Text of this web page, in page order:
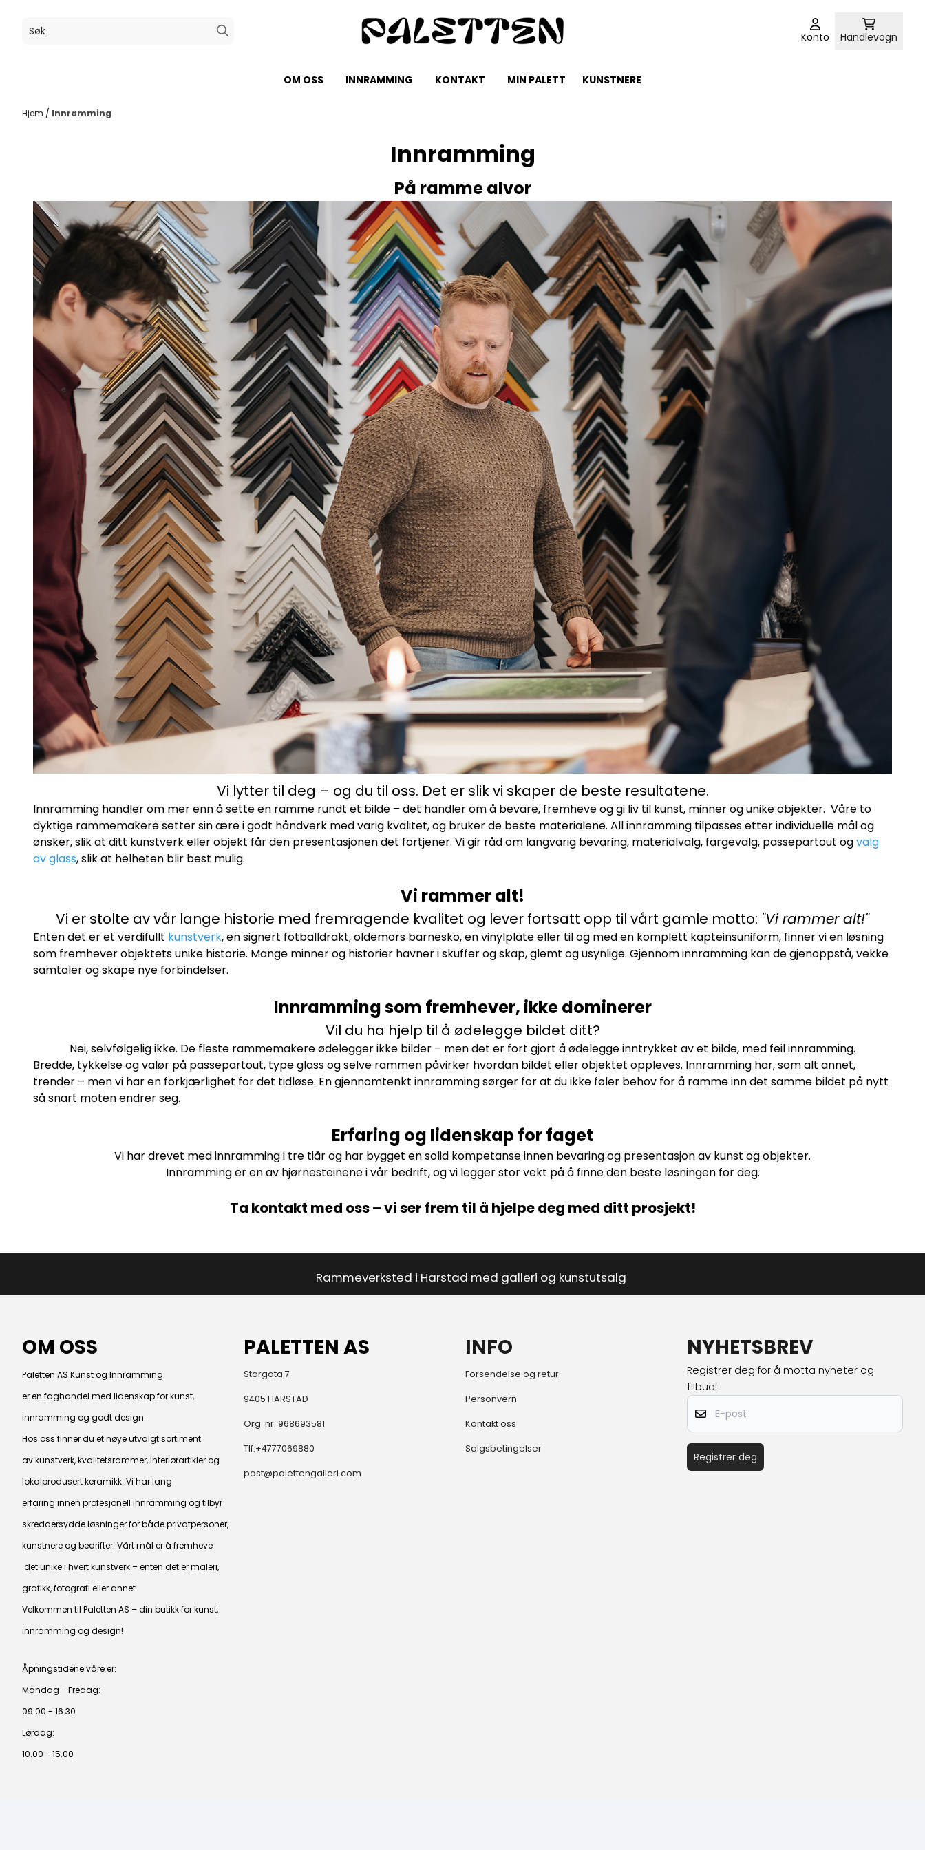
Konto Handlevogn
OM OSS INNRAMMING KONTAKT MIN PALETT KUNSTNERE
Hjem / Innramming
Innramming
På ramme alvor
Vi lytter til deg – og du til oss. Det er slik vi skaper de beste resultatene.
Innramming handler om mer enn å sette en ramme rundt et bilde – det handler om å bevare, fremheve og gi liv til kunst, minner og unike objekter. Våre to
dyktige rammemakere setter sin ære i godt håndverk med varig kvalitet, og bruker de beste materialene. All innramming tilpasses etter individuelle mål og
ønsker, slik at ditt kunstverk eller objekt får den presentasjonen det fortjener. Vi gir råd om langvarig bevaring, materialvalg, fargevalg, passepartout ogvalg
av glass, slik at helheten blir best mulig.
Vi rammer alt!
Vi er stolte av vår lange historie med fremragende kvalitet og lever fortsatt opp til vårt gamle motto: "Vi rammer alt!"
Enten det er et verdifullt kunstverk, en signert fotballdrakt, oldemors barnesko, en vinylplate eller til og med en komplett kapteinsuniform, finner vi en løsning
som fremhever objektets unike historie. Mange minner og historier havner i skuffer og skap, glemt og usynlige. Gjennom innramming kan de gjenoppstå, vekke
samtaler og skape nye forbindelser.
Innramming som fremhever, ikke dominerer
Vil du ha hjelp til å ødelegge bildet ditt?
Nei, selvfølgelig ikke. De fleste rammemakere ødelegger ikke bilder – men det er fort gjort å ødelegge inntrykket av et bilde, med feilinnramming.
Bredde, tykkelse og valør på passepartout, type glass og selve rammen påvirker hvordan bildet eller objektet oppleves. Innramming har, som alt annet,
trender – men vi har en forkjærlighet for det tidløse. En gjennomtenkt innramming sørger for at du ikke føler behov for å ramme inn det samme bildet på nytt
så snart moten endrer seg.
Erfaring og lidenskap for faget
Vi har drevet med innramming i tre tiår og har bygget en solid kompetanse innen bevaring og presentasjon av kunst og objekter.
Innramming er en av hjørnesteinene i vår bedrift, og vi legger stor vekt på å finne den beste løsningen for deg.
Ta kontakt med oss– vi ser frem til å hjelpe deg med ditt prosjekt!
Rammeverksted i Harstad med galleri og kunstutsalg
OM OSS
Paletten AS Kunst og Innramming
er en faghandel med lidenskap for kunst,
innramming og godt design.
Hos oss finner du et nøye utvalgt sortiment
av kunstverk, kvalitetsrammer, interiørartikler og
lokalprodusert keramikk. Vi har lang
erfaring innen profesjonell innramming og tilbyr
skreddersydde løsninger for både privatpersoner,
kunstnere og bedrifter. Vårt mål er å fremheve
det unike i hvert kunstverk – enten det er maleri,
grafikk, fotografi eller annet.
Velkommen til Paletten AS – din butikk for kunst,
innramming og design!
Åpningstidene våre er:
Mandag - Fredag:
09.00 - 16.30
Lørdag:
10.00 - 15.00
PALETTEN AS
Storgata 7
9405 HARSTAD
Org. nr. 968693581
Tlf:+4777069880
post@palettengalleri.com
INFO
Forsendelse og retur
Personvern
Kontakt oss
Salgsbetingelser
NYHETSBREV
Registrer deg for å motta nyheter og
tilbud!
E-post
Registrer deg